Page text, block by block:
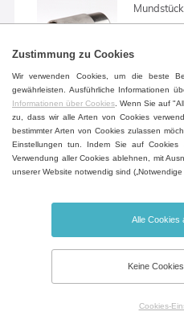
Schornsteinverlängerung
Zustimmung zu Cookies
Wir verwenden Cookies, um die beste
gewährleisten. Ausführliche Informationen
Informationen über Cookies . Wenn Sie auf
zu, dass wir alle Arten von Cookies
bestimmter Arten von Cookies zulassen
Einstellungen tun. Indem Sie auf
Verwendung aller Cookies ablehnen, mit
unserer Website notwendig sind („Notwendige
Alle Cookies
Keine
Cookies-